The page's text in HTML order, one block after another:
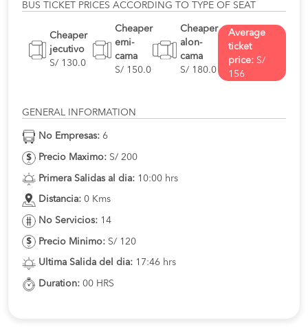
BUS TICKET PRICES ACCORDING TO TYPE OF SEAT
Cheaper
jecutivo
S/ 130.0
Cheaper
emi-
cama
S/ 150.0
Cheaper
alon-
cama
S/ 180.0
Average
ticket
price: S/
156
GENERAL INFORMATION
No Empresas: 6
Precio Maximo: S/ 200
Primera Salidas al dia: 10:00 hrs
Distancia: 0 Kms
No Servicios: 14
Precio Minimo: S/ 120
Ultima Salida del dia: 17:46 hrs
Duration: 00 HRS